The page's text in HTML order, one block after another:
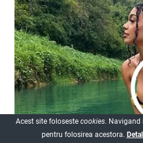
Acest site foloseste cookies. Navigand
pentru folosirea acestora.